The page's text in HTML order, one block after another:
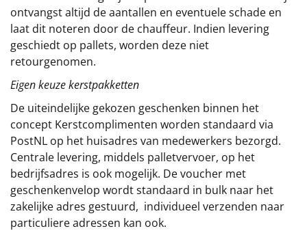
ontvangst altijd de aantallen en eventuele schade en
laat dit noteren door de chauffeur. Indien levering
geschiedt op pallets, worden deze niet
retourgenomen.
Eigen keuze kerstpakketten
De uiteindelijke gekozen geschenken binnen het
concept Kerstcomplimenten worden standaard via
PostNL op het huisadres van medewerkers bezorgd.
Centrale levering, middels palletvervoer, op het
bedrijfsadres is ook mogelijk. De voucher met
geschenkenvelop wordt standaard in bulk naar het
zakelijke adres gestuurd, individueel verzenden naar
particuliere adressen kan ook.